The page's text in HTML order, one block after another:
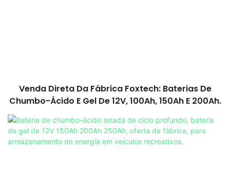
Venda Direta Da Fábrica Foxtech: Baterias De
Chumbo-Ácido E Gel De 12V, 100Ah, 150Ah E 200Ah.